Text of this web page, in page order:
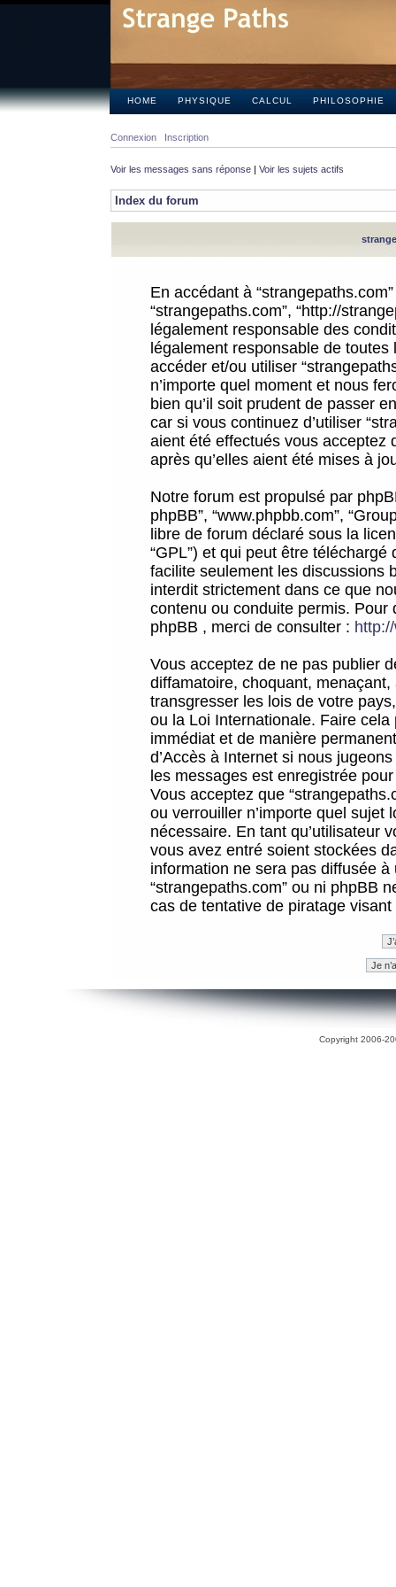
HOME PHYSIQUE CALCUL PHILOSOPHIE
Connexion Inscription
Voir les messages sans réponse | Voir les sujets actifs
Index du forum
En accédant à
“strangepaths.com”, “http://
légalement responsable des
légalement responsable de
accéder et/ou utiliser
n’importe quel moment et nous
bien qu’il soit prudent de passer
car si vous continuez d’utiliser
aient été effectués vous acceptez
après qu’elles aient été mises à
Notre forum est propulsé par
phpBB”, “www.phpbb.com”,
libre de forum déclaré sous la
“GPL”) et qui peut être téléchargé
facilite seulement les discussions
interdit strictement dans ce que
contenu ou conduite permis.
phpBB , merci de consulter :
Vous acceptez de ne pas publier
diffamatoire, choquant,
transgresser les lois de votre
ou la Loi Internationale. Faire
immédiat et de manière
d’Accès à Internet si nous
les messages est enregistrée
Vous acceptez que
ou verrouiller n’importe quel sujet
nécessaire. En tant qu’utilisateur
vous avez entré soient stockées
information ne sera pas diffusée
“strangepaths.com” ou ni phpBB
cas de tentative de piratage
Copyright 2006-